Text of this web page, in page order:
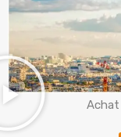
Achat